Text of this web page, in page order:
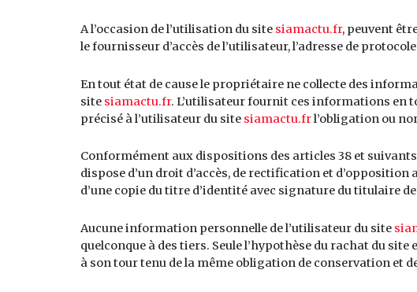
A l’occasion de l’utilisation du site siamactu.fr, peuvent
le fournisseur d’accès de l’utilisateur, l’adresse de
En tout état de cause le propriétaire ne collecte des
site siamactu.fr. L’utilisateur fournit ces informations en
précisé à l’utilisateur du site siamactu.frl’obligation ou
Conformément aux dispositions des articles 38 et
dispose d’un droit d’accès, de rectification et
d’une copie du titre d’identité avec signature du titulaire
Aucune information personnelle de l’utilisateur du site
quelconque à des tiers. Seule l’hypothèse du rachat du
à son tour tenu de la même obligation de conservation et